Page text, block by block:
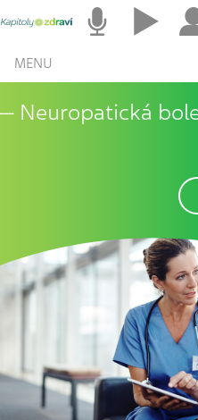
MENU
Neuropatická